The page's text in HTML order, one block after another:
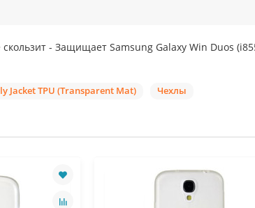
- Защищает Samsung Galaxy Win Duos
Jacket TPU (Transparent Mat) Чехлы